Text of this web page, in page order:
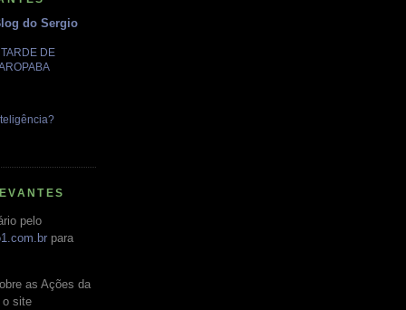
do Sergio
DE
pelo
para
as Ações da
o site